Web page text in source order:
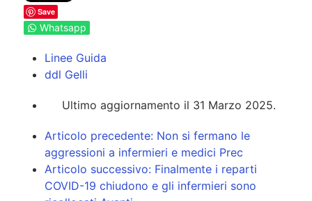
Save
Whatsapp
Linee Guida
ddl Gelli
Ultimo aggiornamento il 31 Marzo 2025.
Articolo precedente: Non si fermano le
aggressioni a infermieri e medici Prec
Articolo successivo: Finalmente i reparti
COVID-19 chiudono e gli infermieri sono